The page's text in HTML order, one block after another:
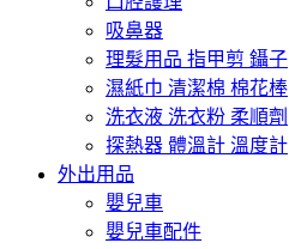
吸鼻器
理髮用品 指甲剪 鑷子
濕紙巾 清潔棉 棉花棒
洗衣液 洗衣粉 柔順劑
探熱器 體溫計 溫度計
外出用品
嬰兒車
嬰兒車配件